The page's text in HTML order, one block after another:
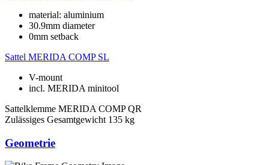
material: aluminium
30.9mm diameter
0mm setback
Sattel MERIDA COMP SL
V-mount
incl. MERIDA minitool
Sattelklemme MERIDA COMP QR
Zulässiges Gesamtgewicht 135 kg
Geometrie